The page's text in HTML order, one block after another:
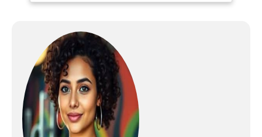
améliorer votre efficacité
et vos performances,
mais fournit également
des informations pour
prévenir les blessures,
afin de réaliser de
nouveaux records